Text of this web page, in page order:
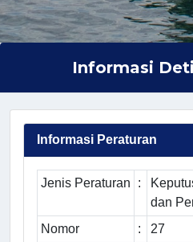
Informasi
Informasi Peraturan
Jenis Peraturan :
dan
Nomor
:
27